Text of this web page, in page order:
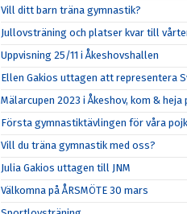
Vill ditt barn träna gymnastik?
Jullovsträning och platser kvar till
Uppvisning 25/11 i Åkeshovshallen
Ellen Gakios uttagen att representera
Mälarcupen 2023 i Åkeshov, kom & heja
Första gymnastiktävlingen för våra
Vill du träna gymnastik med oss?
Julia Gakios uttagen till JNM
Välkomna på ÅRSMÖTE 30 mars